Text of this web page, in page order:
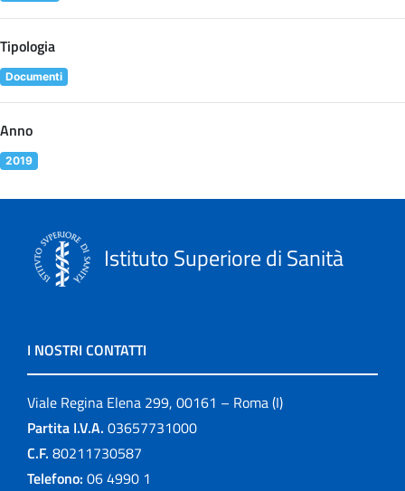
Tipologia
Documenti
Anno
2019
Istituto Superiore di Sanità
I NOSTRI CONTATTI
Viale Regina Elena 299, 00161 – Roma (I)
Partita I.V.A. 03657731000
C.F. 80211730587
Telefono: 06 4990 1